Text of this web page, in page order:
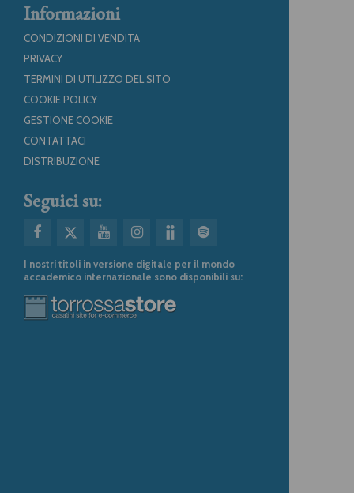
Informazioni
CONDIZIONI DI VENDITA
PRIVACY
TERMINI DI UTILIZZO DEL SITO
COOKIE POLICY
GESTIONE COOKIE
CONTATTACI
DISTRIBUZIONE
Seguici su:
I nostri titoli in versione digitale per il mondo
accademico internazionale sono disponibili su: